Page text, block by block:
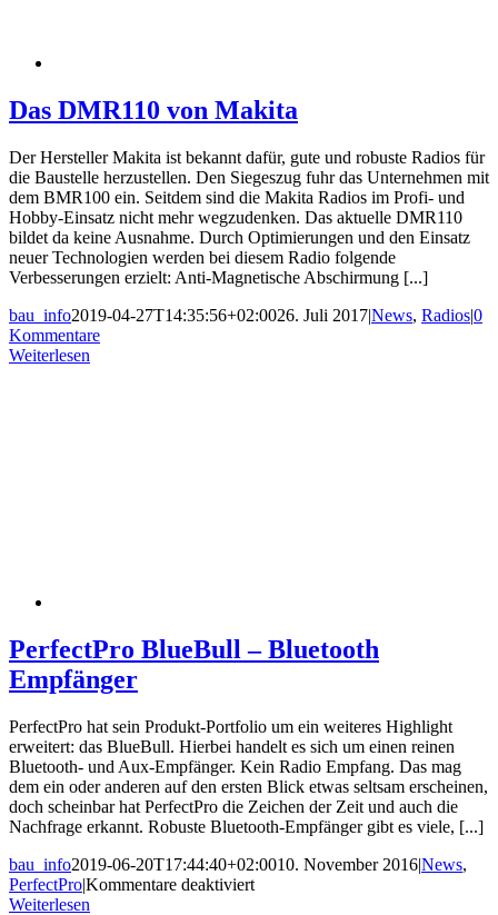
Das DMR110 von Makita
Der Hersteller Makita ist bekannt dafür, gute und robuste Radios für
die Baustelle herzustellen. Den Siegeszug fuhr das Unternehmen mit
dem BMR100 ein. Seitdem sind die Makita Radios im Profi- und
Hobby-Einsatz nicht mehr wegzudenken. Das aktuelle DMR110
bildet da keine Ausnahme. Durch Optimierungen und den Einsatz
neuer Technologien werden bei diesem Radio folgende
Verbesserungen erzielt: Anti-Magnetische Abschirmung [...]
bau_info2019-04-27T14:35:56+02:0026. Juli 2017|News, Radios|0
Kommentare
Weiterlesen
PerfectPro BlueBull – Bluetooth
Empfänger
PerfectPro hat sein Produkt-Portfolio um ein weiteres Highlight
erweitert: das BlueBull. Hierbei handelt es sich um einen reinen
Bluetooth- und Aux-Empfänger. Kein Radio Empfang. Das mag
dem ein oder anderen auf den ersten Blick etwas seltsam erscheinen,
doch scheinbar hat PerfectPro die Zeichen der Zeit und auch die
Nachfrage erkannt. Robuste Bluetooth-Empfänger gibt es viele, [...]
bau_info2019-06-20T17:44:40+02:0010. November 2016|News,
PerfectPro|Kommentare deaktiviertfür
Weiterlesen